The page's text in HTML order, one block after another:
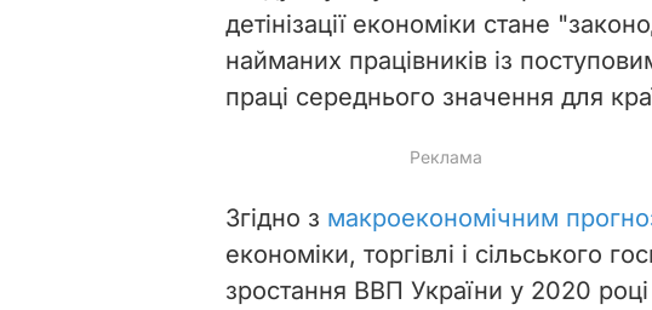
детінізації економіки стане
найманих працівників із
праці середнього значення для
Згідно з макроекономічним
економіки, торгівлі і сільського
зростання ВВП України у 2020